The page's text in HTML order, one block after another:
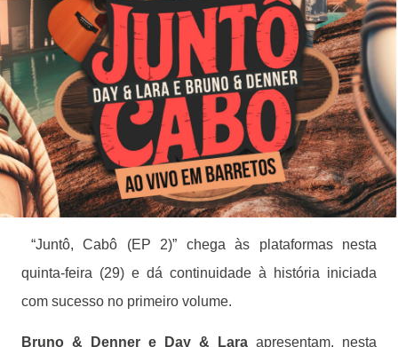
“Juntô, Cabô (EP 2)” chega às plataformas nesta
quinta-feira (29) e dá continuidade à história iniciada
com sucesso no primeiro volume.
Bruno & Denner e Day & Lara apresentam, nesta